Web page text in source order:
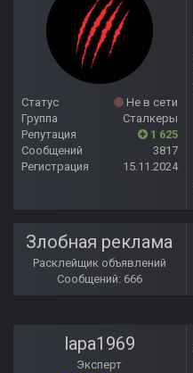
Статус
Не в сети
Группа
Сталкеры
Репутация
1 625
Сообщений
3817
Регистрация
15.11.2024
Злобная реклама
Расклейщик объявлений
Сообщений: 666
lapa1969
Эксперт